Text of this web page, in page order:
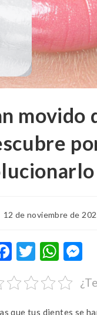
movido
12 de noviembre de
F
ac
e
b
T
w
it
te
W
h
at
s
se
n
que tus dientes se